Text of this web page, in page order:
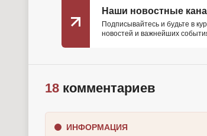
Наши новостные
Подписывайтесь и будьте в
новостей и важнейших
18 комментариев
ИНФОРМАЦИЯ